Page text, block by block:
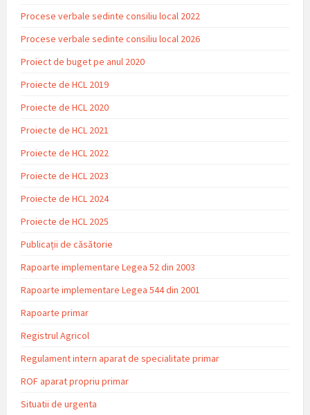
Procese verbale sedinte consiliu local 2022
Procese verbale sedinte consiliu local 2026
Proiect de buget pe anul 2020
Proiecte de HCL 2019
Proiecte de HCL 2020
Proiecte de HCL 2021
Proiecte de HCL 2022
Proiecte de HCL 2023
Proiecte de HCL 2024
Proiecte de HCL 2025
Publicații de căsătorie
Rapoarte implementare Legea 52 din 2003
Rapoarte implementare Legea 544 din 2001
Rapoarte primar
Registrul Agricol
Regulament intern aparat de specialitate primar
ROF aparat propriu primar
Situatii de urgenta